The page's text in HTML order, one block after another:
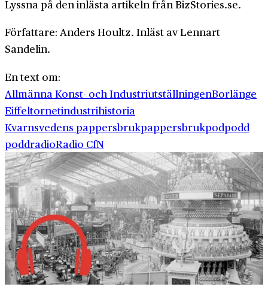
Lyssna på den inlästa artikeln från BizStories.se.
Författare: Anders Houltz. Inläst av Lennart
Sandelin.
En text om:
Allmänna Konst- och IndustriutställningenBorlänge
Eiffeltornetindustrihistoria
Kvarnsvedens pappersbrukpappersbrukpodpodd
poddradioRadio CfN